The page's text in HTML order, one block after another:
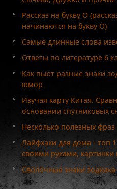
Рассказ на букву О
начинаются на букву О)
Самые длинные слова
Ответы по литературе 6
Как пьют разные знаки
юмор
Изучая карту Китая.
основании спутниковых
Несколько полезных
Лайфхаки для дома - топ
своими руками, картинки
Сволочные знаки зодиака